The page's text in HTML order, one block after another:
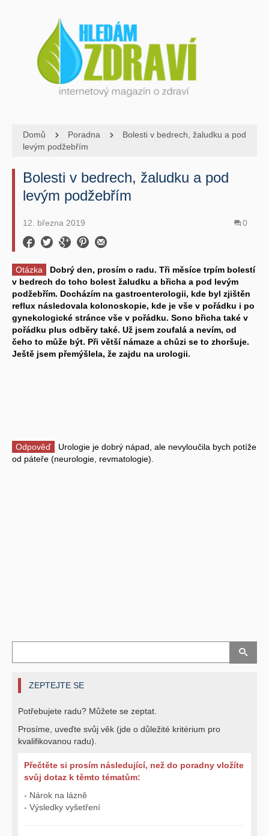
Domů Poradna
Bolesti v bedrech, žaludku a pod
levým podžebřím
Bolesti v bedrech, žaludku a pod
levým podžebřím
12. března 2019 0
Otázka
Dobrý den, prosím o radu. Tři měsíce trpím bolestí
v bedrech do toho bolest žaludku a břicha a pod levým
podžebřím. Docházím na gastroenterologii, kde byl zjištěn
reflux následovala kolonoskopie, kde je vše v pořádku i po
gynekologické stránce vše v pořádku. Sono břicha také v
pořádku plus odběry také. Už jsem zoufalá a nevím, od
čeho to může být. Při větší námaze a chůzi se to zhoršuje.
Ještě jsem přemýšlela, že zajdu na urologii.
Odpověď
Urologie je dobrý nápad, ale nevyloučila bych potíže
od páteře (neurologie, revmatologie).
ZEPTEJTE SE
Potřebujete radu? Můžete se zeptat.
Prosíme, uveďte svůj věk (jde o důležité kritérium pro
kvalifikovanou radu).
Přečtěte si prosím následující, než do poradny vložíte
svůj dotaz k těmto tématům:
- Nárok na lázně
- Výsledky vyšetření